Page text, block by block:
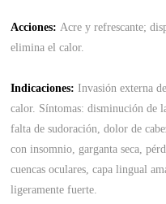
Acciones:Acre y refrescante;
elimina el calor.
Indicaciones: Invasión externa
calor. Síntomas: disminución de
falta de sudoración, dolor de
con insomnio, garganta seca,
cuencas oculares, capa lingual
ligeramente fuerte.